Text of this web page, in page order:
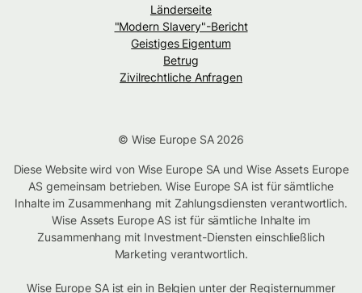
Länderseite
"Modern Slavery"-Bericht
Geistiges Eigentum
Betrug
Zivilrechtliche Anfragen
© Wise Europe SA 2026
Diese Website wird von Wise Europe SA und Wise Assets Europe
AS gemeinsam betrieben. Wise Europe SA ist für sämtliche
Inhalte im Zusammenhang mit Zahlungsdiensten verantwortlich.
Wise Assets Europe AS ist für sämtliche Inhalte im
Zusammenhang mit Investment-Diensten einschließlich
Marketing verantwortlich.
Wise Europe SA ist ein in Belgien unter der Registernummer